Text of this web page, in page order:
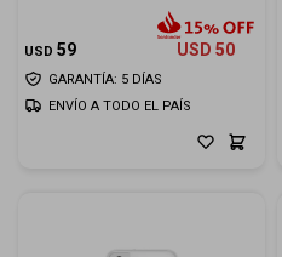
USD 59 USD 50
GARANTÍA: 5 DÍAS
ENVÍO A TODO EL PAÍS